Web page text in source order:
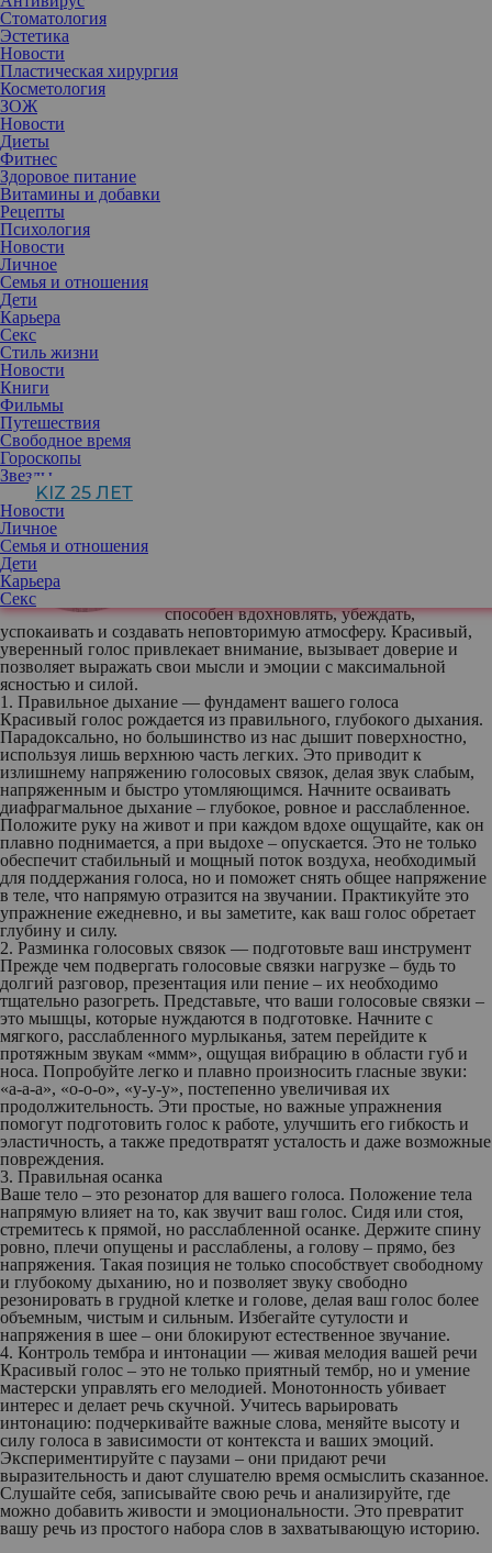
Стоматология
Эстетика
Новости
Пластическая хирургия
Косметология
ЗОЖ
Новости
Диеты
Фитнес
Здоровое питание
Витамины и добавки
Рецепты
Психология
Новости
Личное
Семья и отношения
Дети
Карьера
Секс
Стиль жизни
Новости
Книги
Фильмы
Путешествия
Свободное время
Гороскопы
Звезды
KIZ 25 ЛЕТ
Новости
Личное
Семья и отношения
Дети
Карьера
Секс
Если вы мечтаете улучшить звучание своего голоса, сделать его
более приятным, выразительным и запоминающимся, следуйте 8
простым, но очень эффективным шагам.
способен вдохновлять, убеждать,
успокаивать и создавать неповторимую атмосферу. Красивый,
уверенный голос привлекает внимание, вызывает доверие и
позволяет выражать свои мысли и эмоции с максимальной
ясностью и силой.
1. Правильное дыхание — фундамент вашего голоса
Красивый голос рождается из правильного, глубокого дыхания.
Парадоксально, но большинство из нас дышит поверхностно,
используя лишь верхнюю часть легких. Это приводит к
излишнему напряжению голосовых связок, делая звук слабым,
напряженным и быстро утомляющимся. Начните осваивать
диафрагмальное дыхание – глубокое, ровное и расслабленное.
Положите руку на живот и при каждом вдохе ощущайте, как он
плавно поднимается, а при выдохе – опускается. Это не только
обеспечит стабильный и мощный поток воздуха, необходимый
для поддержания голоса, но и поможет снять общее напряжение
в теле, что напрямую отразится на звучании. Практикуйте это
упражнение ежедневно, и вы заметите, как ваш голос обретает
глубину и силу.
2. Разминка голосовых связок — подготовьте ваш инструмент
Прежде чем подвергать голосовые связки нагрузке – будь то
долгий разговор, презентация или пение – их необходимо
тщательно разогреть. Представьте, что ваши голосовые связки –
это мышцы, которые нуждаются в подготовке. Начните с
мягкого, расслабленного мурлыканья, затем перейдите к
протяжным звукам «ммм», ощущая вибрацию в области губ и
носа. Попробуйте легко и плавно произносить гласные звуки:
«а-а-а», «о-о-о», «у-у-у», постепенно увеличивая их
продолжительность. Эти простые, но важные упражнения
помогут подготовить голос к работе, улучшить его гибкость и
эластичность, а также предотвратят усталость и даже возможные
повреждения.
3. Правильная осанка
Ваше тело – это резонатор для вашего голоса. Положение тела
напрямую влияет на то, как звучит ваш голос. Сидя или стоя,
стремитесь к прямой, но расслабленной осанке. Держите спину
ровно, плечи опущены и расслаблены, а голову – прямо, без
напряжения. Такая позиция не только способствует свободному
и глубокому дыханию, но и позволяет звуку свободно
резонировать в грудной клетке и голове, делая ваш голос более
объемным, чистым и сильным. Избегайте сутулости и
напряжения в шее – они блокируют естественное звучание.
4. Контроль тембра и интонации — живая мелодия вашей речи
Красивый голос – это не только приятный тембр, но и умение
мастерски управлять его мелодией. Монотонность убивает
интерес и делает речь скучной. Учитесь варьировать
интонацию: подчеркивайте важные слова, меняйте высоту и
силу голоса в зависимости от контекста и ваших эмоций.
Экспериментируйте с паузами – они придают речи
выразительность и дают слушателю время осмыслить сказанное.
Слушайте себя, записывайте свою речь и анализируйте, где
можно добавить живости и эмоциональности. Это превратит
вашу речь из простого набора слов в захватывающую историю.